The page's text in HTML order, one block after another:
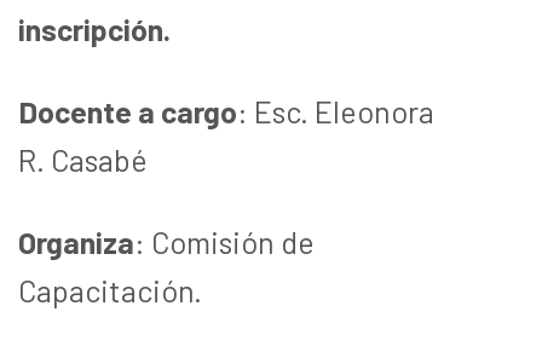
inscripción.
Docente a cargo: Esc. Eleonora
R. Casabé
Organiza: Comisión de
Capacitación.